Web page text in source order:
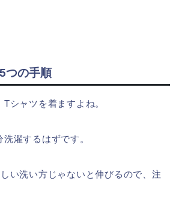
つの手順
シャツを着ますよね。
濯するはずです。
い洗い方じゃないと伸びるので、注